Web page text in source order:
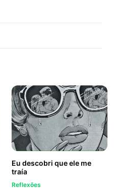
Eu descobri que ele me
traía
Reflexões